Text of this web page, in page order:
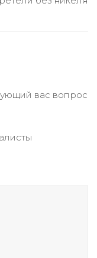
вас вопрос